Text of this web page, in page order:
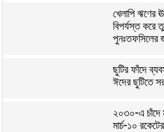
খেলাপি ঋণের
বিপর্যস্ত করে
পুনঃতফসিলের
ছুটির ফাঁদে
ঈদের ছুটিতে
২০৩০-এ চাঁদে
মার্চ-১০